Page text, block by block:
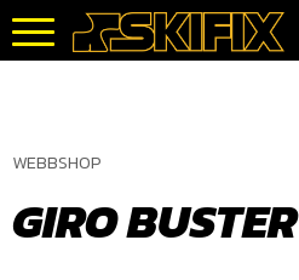
Meny
WEBBSHOP
GIRO BUSTER